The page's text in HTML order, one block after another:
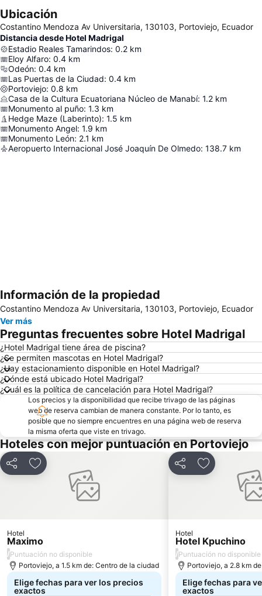
Ubicación
Costantino Mendoza Av Universitaria, 130103, Portoviejo, Ecuador
Distancia desde Hotel Madrigal
Estadio Reales Tamarindos: 0.2 km
Eloy Alfaro: 0.4 km
Odeón: 0.4 km
Las Puertas de la Ciudad: 0.4 km
Portoviejo: 0.8 km
Casa de la Cultura Ecuatoriana Núcleo de Manabí: 1.2 km
Monumento al puño: 1.3 km
Hedge Maze (Laberinto): 1.5 km
Monumento Angel: 1.9 km
Monumento León: 2.1 km
Aeropuerto Internacional José Joaquín De Olmedo: 138.7 km
Ampliar mapa
Información de la propiedad
Costantino Mendoza Av Universitaria, 130103, Portoviejo, Ecuador
Ver más
Preguntas frecuentes sobre Hotel Madrigal
¿Hotel Madrigal tiene área de piscina?
¿Se permiten mascotas en Hotel Madrigal?
¿Hay estacionamiento disponible en Hotel Madrigal?
¿Dónde está ubicado Hotel Madrigal?
¿Cuál es la política de cancelación para Hotel Madrigal?
Los precios y la disponibilidad que recibe trivago de las páginas
web de reserva cambian de manera constante. Por lo tanto, es
posible que no siempre encuentres en una página web de reserva
la misma oferta que viste en trivago.
Hoteles con mejor puntuación en Portoviejo
CompartirAgregar a favoritos
Hotel
Maximo
/Puntuación no disponible
Portoviejo, a 1.5 km de: Centro de la ciudad
Elige fechas para ver los precios
exactos
CompartirAgregar a
Hotel
Hotel Kpuchino
/Puntuación no disponible
Portoviejo, a 2.8 km
Elige fechas para
exactos